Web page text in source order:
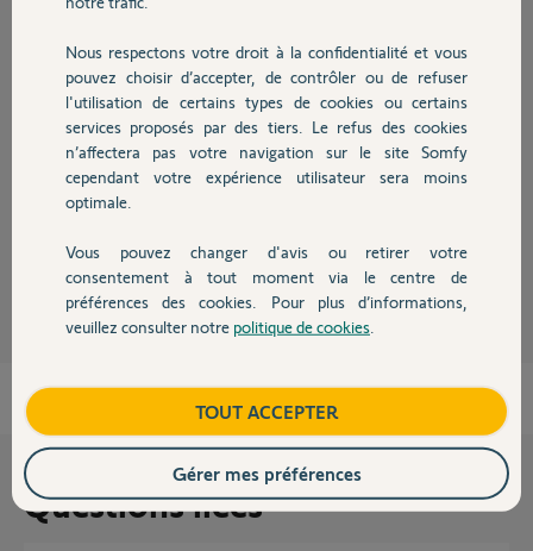
Chauffage
Autres produits
Devis avec un pro
Contact
Participer au fil de discussion
Réponses
Bonjour Philippe
Les box Tahoma de Somfy n'accepte que les caméras Somfy.
JACKY M. il y a environ 2 ans
Questions liées
Nous respectons votre droit à la confidentialité et vous
pouvez choisir d’accepter, de contrôler ou de refuser
l'utilisation de certains types de cookies ou certains
services proposés par des tiers. Le refus des cookies
n’affectera pas votre navigation sur le site Somfy
cependant votre expérience utilisateur sera moins
optimale.
Vous pouvez changer d'avis ou retirer votre
consentement à tout moment via le centre de
préférences des cookies. Pour plus d’informations,
veuillez consulter notre politique de cookies
TOUT ACCEPTER
Gérer mes préférences